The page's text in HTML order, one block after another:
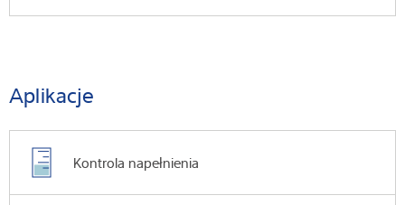
Aplikacje
Kontrola napełnienia